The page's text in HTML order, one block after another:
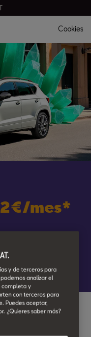
Cookies
mes*
| Precio
Mágico
y de terceros para
analizar el
completa y
con terceros para
Puedes aceptar,
¿Quieres saber más?